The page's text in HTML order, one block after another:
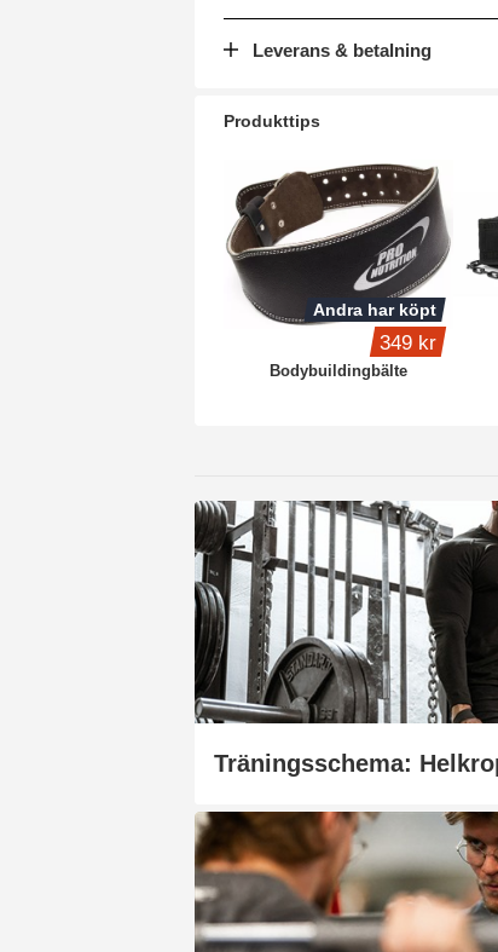
Leverans & betalning
Produkttips
Bodybuildingbälte
Andra har köpt
349 kr